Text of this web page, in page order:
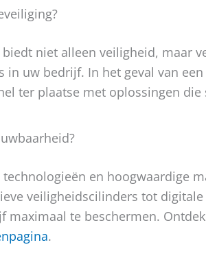
niet alleen veiligheid, maar
in uw bedrijf. In het geval van
ter plaatse met oplossingen
en hoogwaardige
veiligheidscilinders tot
te beschermen.
.